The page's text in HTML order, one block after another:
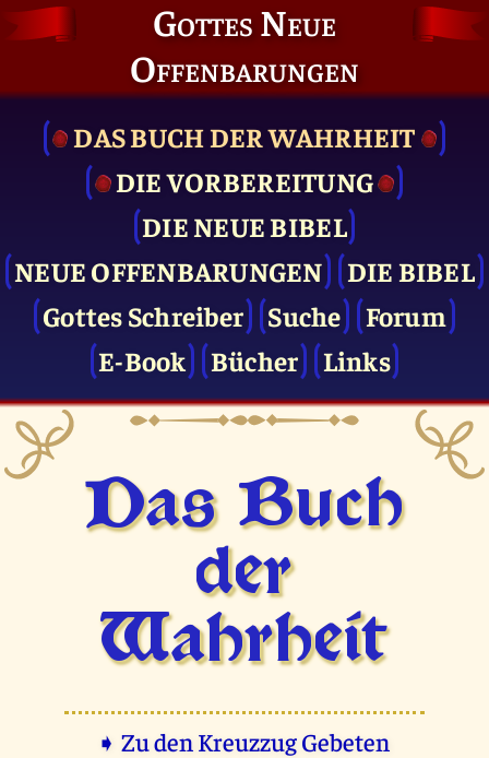
Gottes Neue
Offenbarungen
DAS BUCH DER WAHRHEIT
DIE VOR­BEREITUNG
DIE NEUE BIBEL
NEUE OFFENBARUNGEN
DIE BIBEL
Gottes Schreiber
Suche
Forum
E-Book
Bücher Links
Das Buch
der
Wahrheit
➧ Zu den Kreuzzug Gebeten